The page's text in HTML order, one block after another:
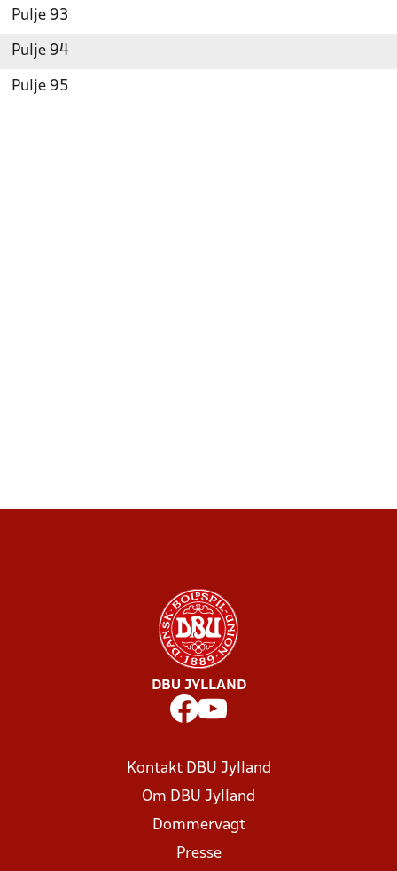
Pulje 93
Pulje 94
Pulje 95
DBU JYLLAND
Kontakt DBU Jylland
Om DBU Jylland
Dommervagt
Presse